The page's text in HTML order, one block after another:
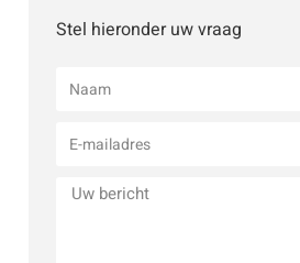
Stel hieronder uw vraag